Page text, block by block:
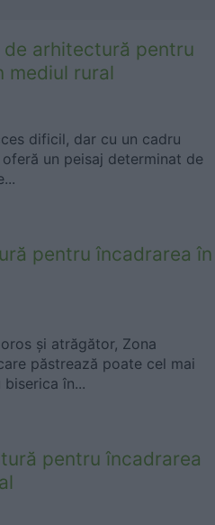
de arhitectură pentru
mediul rural
dificil, dar cu un cadru
un peisaj determinat de
pentru încadrarea în
și atrăgător, Zona
păstrează poate cel mai
în...
pentru încadrarea